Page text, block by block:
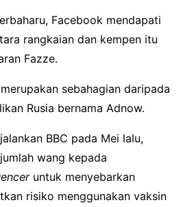
Facebook mendapati
rangkaian dan kempen itu
Fazze.
sebahagian daripada
Rusia bernama Adnow.
BBC pada Mei lalu,
wang kepada
untuk menyebarkan
risiko menggunakan vaksin